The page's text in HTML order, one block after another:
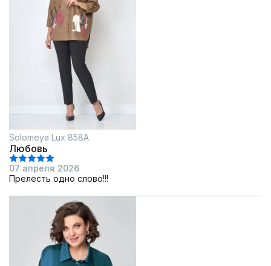
Solomeya Lux 858A
Любовь
07 апреля 2026
Прелесть одно слово!!!